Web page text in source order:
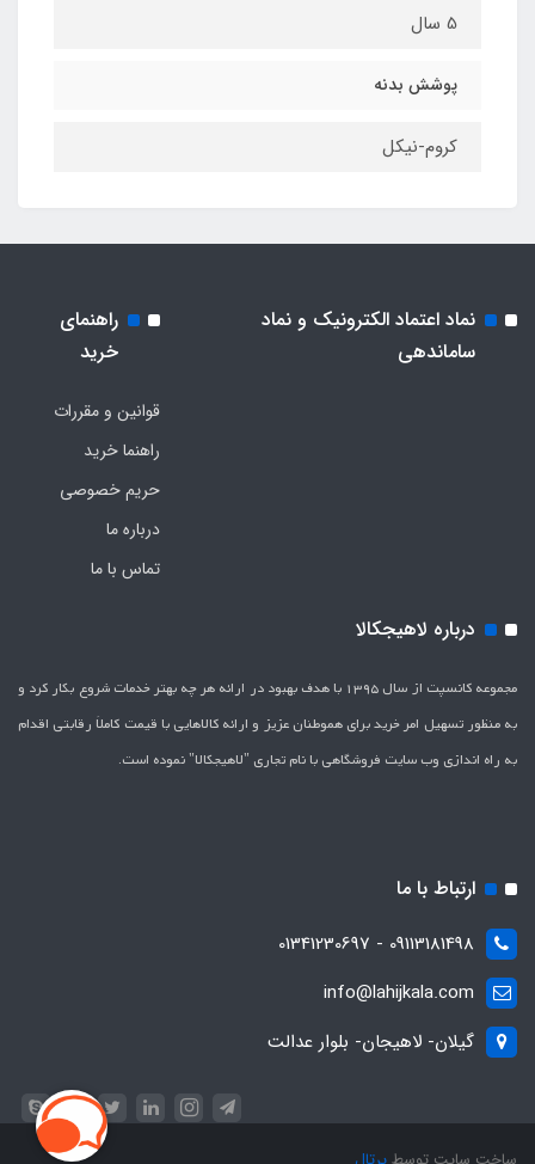
5 سال
پوشش بدنه
کروم-نیکل
نماد اعتماد الکترونیک و نماد
ساماندهی
راهنمای
خرید
قوانین و مقررات
راهنما خرید
حریم خصوصی
درباره ما
تماس با ما
درباره لاهیجکالا
مجموعه کانسپت از سال 1395 با هدف بهبود در ارائه هر چه بهتر خدمات شروع بکار کرد و
به منظور تسهیل امر خرید برای هموطنان عزیز و ارائه کالاهایی با قیمت کاملاَ رقابتی اقدام
به راه اندازی وب سایت فروشگاهی با نام تجاری "لاهیج­کالا" نموده است.
ارتباط با ما
09113181498 - 01341230697
info@lahijkala.com
گیلان- لاهیجان- بلوار عدالت